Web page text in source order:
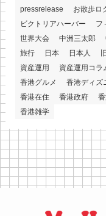
pressrelease
お散歩ロ
ビクトリアハーバー
フ
世界大会
中洲三太郎
旅行
日本 日本人
資産運用
資産運用コラ
香港グルメ
香港ディズ
香港在住
香港政府
香港雑学